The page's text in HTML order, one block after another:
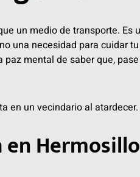
un medio de transporte. Es
una necesidad para cuidar
mental de saber que,
en Hermosillo